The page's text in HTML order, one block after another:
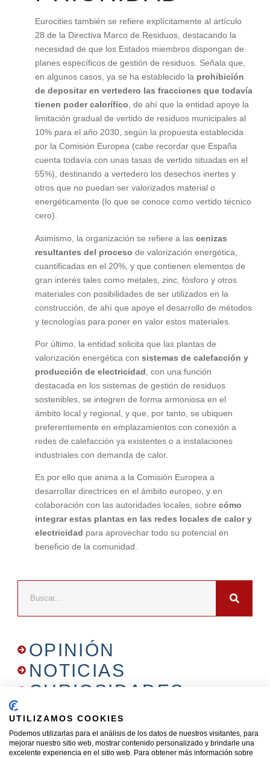
OPINIÓN
NOTICIAS
CURIOSIDADES
PATROCINIO
DEPORTIVO
COTIZACIONES DE
Eurocities también se refiere explícitamente al artículo
28 de la Directiva Marco de Residuos, destacando la
necesidad de que los Estados miembros dispongan de
planes específicos de gestión de residuos. Señala que,
en algunos casos, ya se ha establecido la prohibición
de depositar en vertedero las fracciones que todavía
tienen poder calorífico, de ahí que la entidad apoye la
limitación gradual de vertido de residuos municipales al
10% para el año 2030, según la propuesta establecida
por la Comisión Europea (cabe recordar que España
cuenta todavía con unas tasas de vertido situadas en el
55%), destinando a vertedero los desechos inertes y
otros que no puedan ser valorizados material o
energéticamente (lo que se conoce como vertido técnico
cero).
Asimismo, la organización se refiere a las cenizas
resultantes del proceso de valorización energética,
cuantificadas en el 20%, y que contienen elementos de
gran interés tales como metales, zinc, fósforo y otros
materiales con posibilidades de ser utilizados en la
construcción, de ahí que apoye el desarrollo de métodos
y tecnologías para poner en valor estos materiales.
Por último, la entidad solicita que las plantas de
valorización energética con sistemas de calefacción y
producción de electricidad , con una función
destacada en los sistemas de gestión de residuos
sostenibles, se integren de forma armoniosa en el
ámbito local y regional, y que, por tanto, se ubiquen
preferentemente en emplazamientos con conexión a
redes de calefacción ya existentes o a instalaciones
industriales con demanda de calor.
Es por ello que anima a la Comisión Europea a
desarrollar directrices en el ámbito europeo, y en
colaboración con las autoridades locales, sobre cómo
integrar estas plantas en las redes locales de calor y
electricidad para aprovechar todo su potencial en
beneficio de la comunidad.
UTILIZAMOS COOKIES
Podemos utilizarlas para el análisis de los datos de nuestros visitantes, para
mejorar nuestro sitio web, mostrar contenido personalizado y brindarle una
excelente experiencia en el sitio web. Para obtener más información sobre